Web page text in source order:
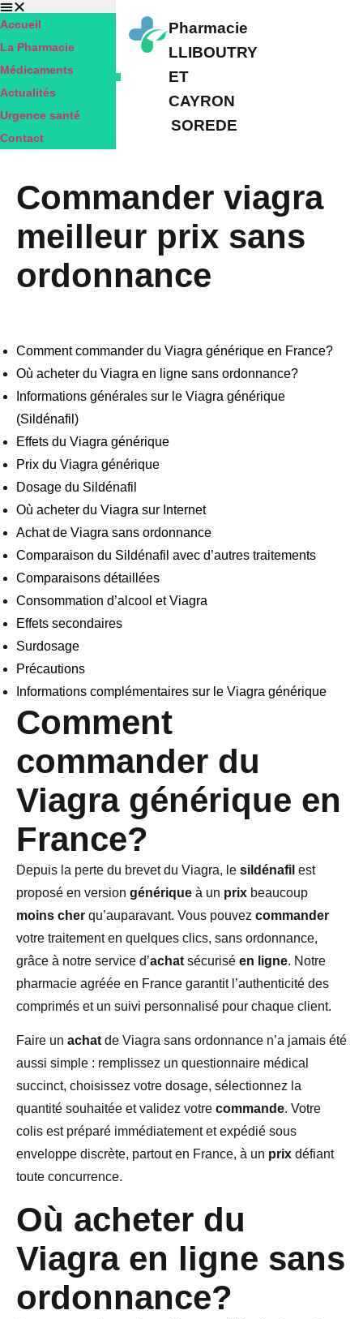
Pharmacie
LLIBOUTRY
ET
CAYRON
SOREDE
Accueil
La Pharmacie
Médicaments
Actualités
Urgence santé
Contact
Commander viagra
meilleur prix sans
ordonnance
Comment commander du Viagra générique en France?
Où acheter du Viagra en ligne sans ordonnance?
Informations générales sur le Viagra générique
(Sildénafil)
Effets du Viagra générique
Prix du Viagra générique
Dosage du Sildénafil
Où acheter du Viagra sur Internet
Achat de Viagra sans ordonnance
Comparaison du Sildénafil avec d’autres traitements
Comparaisons détaillées
Consommation d’alcool et Viagra
Effets secondaires
Surdosage
Précautions
Informations complémentaires sur le Viagra générique
Comment
commander du
Viagra générique en
France?
Depuis la perte du brevet du Viagra, le sildénafil est
proposé en version générique à un prix beaucoup
moins cher qu’auparavant. Vous pouvez commander
votre traitement en quelques clics, sans ordonnance,
grâce à notre service d’achat sécurisé en ligne. Notre
pharmacie agréée en France garantit l’authenticité des
comprimés et un suivi personnalisé pour chaque client.
Faire un achat de Viagra sans ordonnance n’a jamais été
aussi simple : remplissez un questionnaire médical
succinct, choisissez votre dosage, sélectionnez la
quantité souhaitée et validez votre commande. Votre
colis est préparé immédiatement et expédié sous
enveloppe discrète, partout en France, à un prix défiant
toute concurrence.
Où acheter du
Viagra en ligne sans
ordonnance?